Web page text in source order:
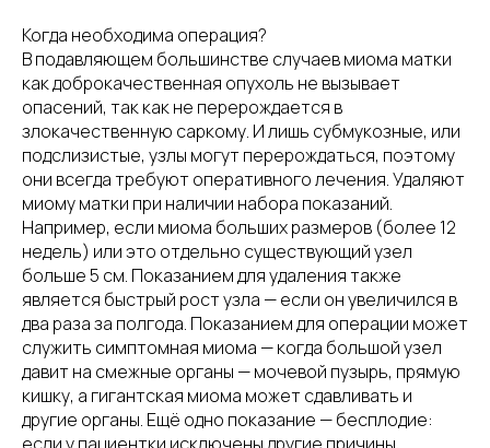
Когда необходима операция?
В подавляющем большинстве случаев миома матки
как доброкачественная опухоль не вызывает
опасений, так как не перерождается в
злокачественную саркому. И лишь субмукозные, или
подслизистые, узлы могут перерождаться, поэтому
они всегда требуют оперативного лечения. Удаляют
миому матки при наличии набора показаний.
Например, если миома больших размеров (более 12
недель) или это отдельно существующий узел
больше 5 см. Показанием для удаления также
является быстрый рост узла — если он увеличился в
два раза за полгода. Показанием для операции может
служить симптомная миома — когда большой узел
давит на смежные органы — мочевой пузырь, прямую
кишку, а гигантская миома может сдавливать и
другие органы. Ещё одно показание — бесплодие: